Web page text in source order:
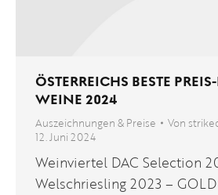
ÖSTERREICHS BESTE
WEINE 2024
Auszeichnungen & Preise Von
12. Juni 2024
Weinviertel DAC Selection
Welschriesling 2023 – GOLD